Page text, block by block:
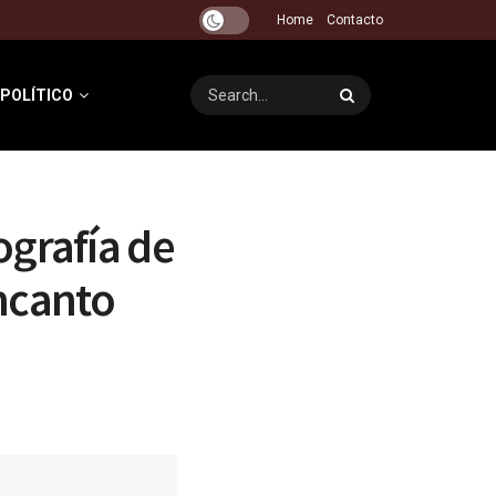
Home Contacto
de